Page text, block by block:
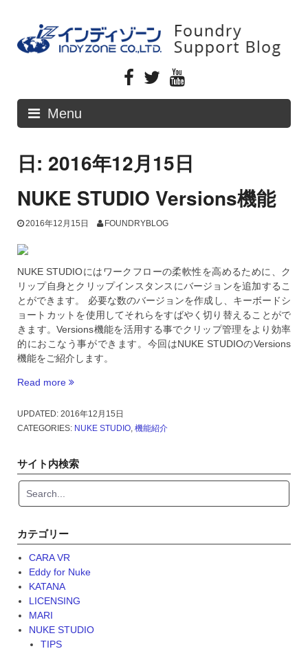
content
Menu
日: 2016年12月15日
NUKE STUDIO Versions機能
2016年12月15日 FOUNDRYBLOG
NUKE STUDIOにはワークフローの柔軟性を高めるために、ク
リップ自身とクリップインスタンスにバージョンを追加するこ
とができます。 必要な数のバージョンを作成し、キーボードシ
ョートカットを使用してそれらをすばやく切り替えることがで
きます。Versions機能を活用する事でクリップ管理をより効率
的におこなう事ができます。今回はNUKE STUDIOのVersions
機能をご紹介します。
Read more “NUKE
Versions
機
UPDATED: 2016年12月15日
CATEGORIES: NUKE STUDIO, 機能紹介
サイト内検索
カテゴリー
CARA VR
Eddy for Nuke
KATANA
LICENSING
MARI
NUKE STUDIO
TIPS